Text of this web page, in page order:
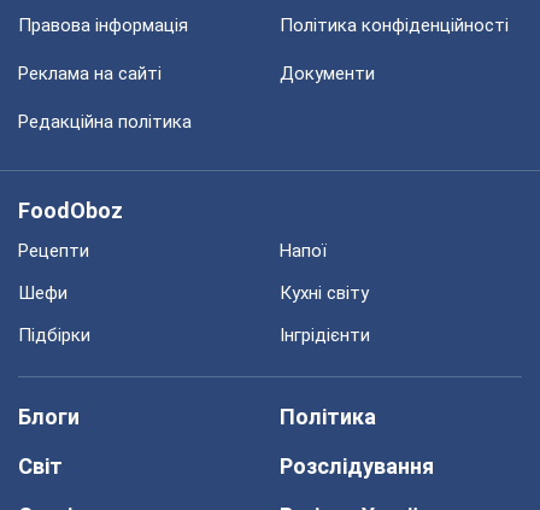
Правова інформація Політика конфіденційності
Реклама на сайті Документи
Редакційна політика
FoodOboz
Рецепти
Напої
Шефи
Кухні світу
Підбірки
Інгрідієнти
Блоги
Політика
Світ
Розслідування